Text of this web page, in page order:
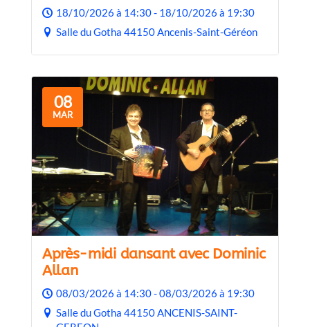
18/10/2026 à 14:30 - 18/10/2026 à 19:30
Salle du Gotha 44150 Ancenis-Saint-Géréon
08
MAR
Après-midi dansant avec Dominic
Allan
08/03/2026 à 14:30 - 08/03/2026 à 19:30
Salle du Gotha 44150 ANCENIS-SAINT-